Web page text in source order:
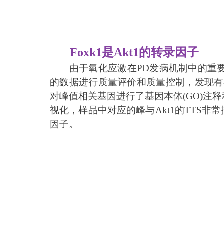
Foxk1是Akt1的转录因子
由于氧化应激在PD发病机制中的重
的数据进行质量评价和质量控制，发现
对峰值相关基因进行了基因本体(GO)注
视化，样品中对应的峰与Akt1的TTS非
因子。